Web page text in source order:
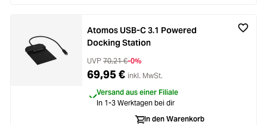
Atomos USB-C 3.1 Powered
Docking Station
UVP 70,21 €-0%
69,95 € inkl. MwSt.
Versand aus einer Filiale
In 1-3 Werktagen bei dir
In den Warenkorb